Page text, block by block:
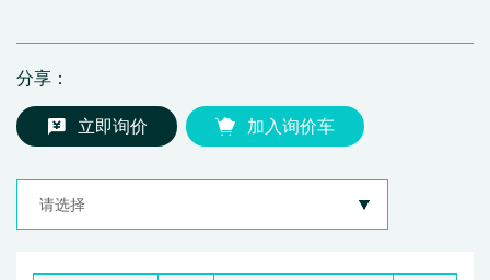
分享：
立即询价 加入询价车